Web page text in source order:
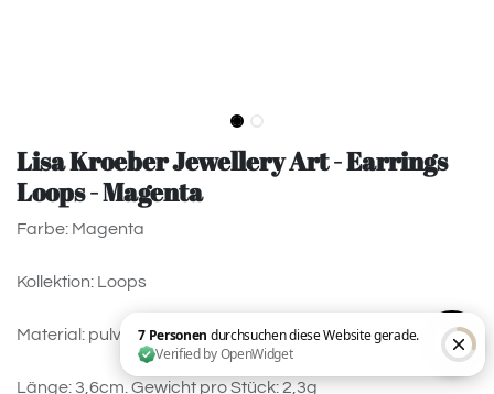
Lisa Kroeber Jewellery Art - Earrings
Loops - Magenta
Farbe: Magenta
Kollektion: Loops
Material: pulverbeschichtetes Messing, 925 Silver.
Länge: 3,6cm. Gewicht pro Stück: 2,3g